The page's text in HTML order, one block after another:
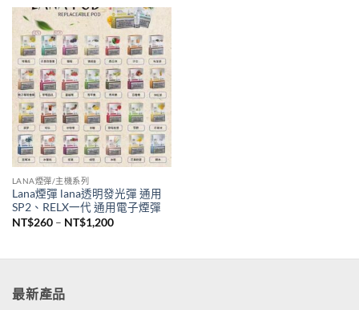
LANA煙彈/主機系列
Lana煙彈 lana透明發光彈 通用
SP2、RELX一代 通用電子煙彈
NT$260 – NT$1,200價
最新產品